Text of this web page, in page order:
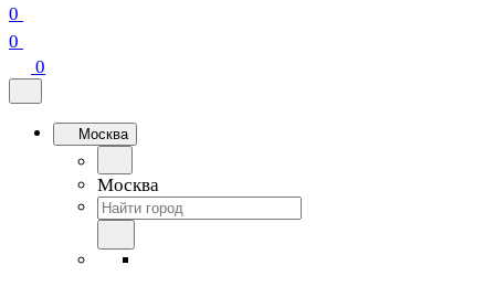
0
0
0
Москва
Москва